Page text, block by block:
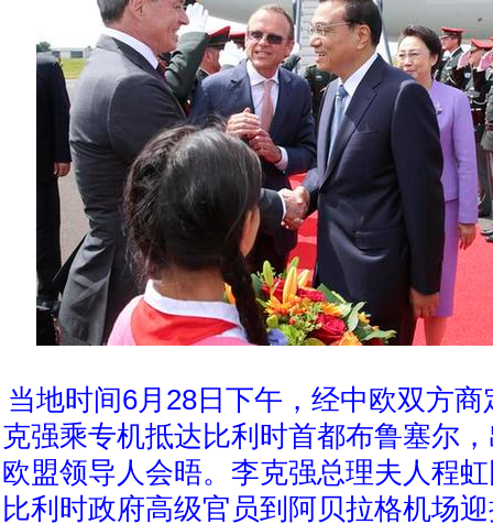
当地时间6月28日下午，经中欧双方
克强乘专机抵达比利时首都布鲁塞尔
欧盟领导人会晤。李克强总理夫人程
比利时政府高级官员到阿贝拉格机场